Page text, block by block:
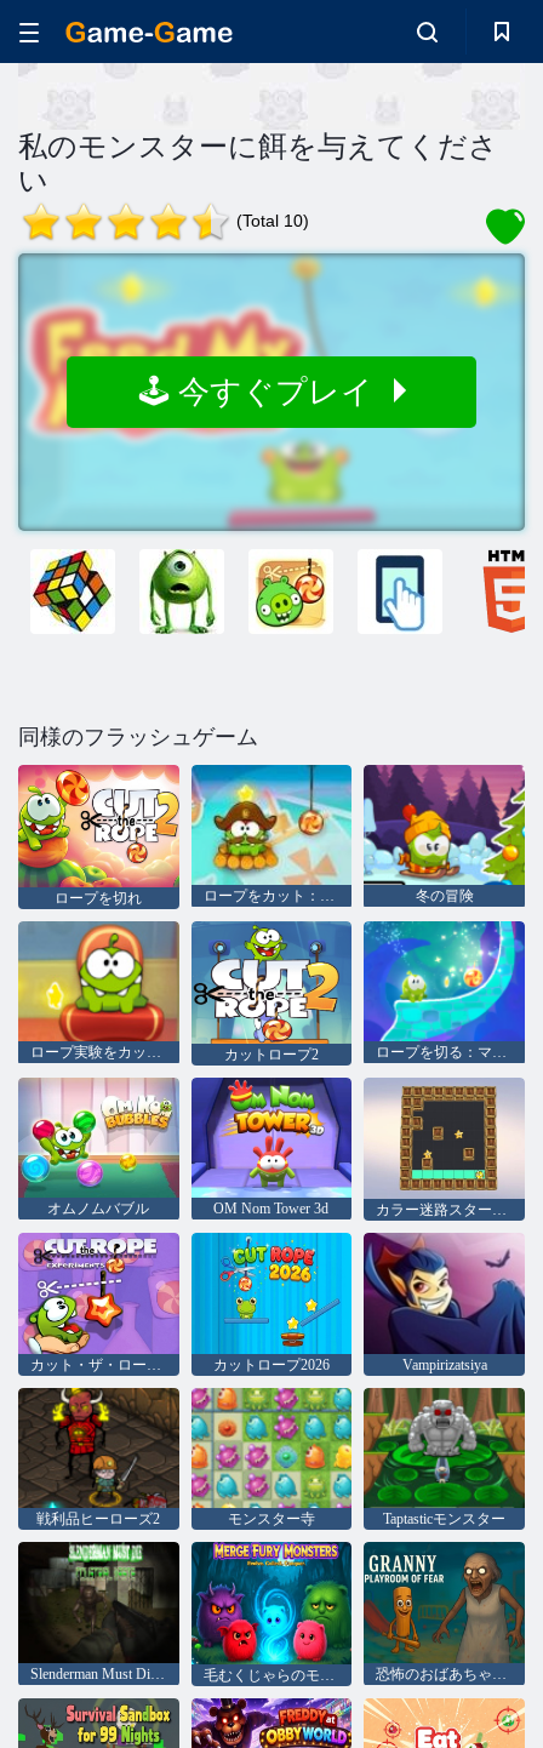
私のモンスターに餌を与えてくださ
い
(Total 10)
🕹️ 今すぐプレイ
同様のフラッシュゲーム
ロープを切れ ロープをカット：タイムトラベル 冬の冒険
ロープ実験をカット null カットロープ2 ロープを切る：マジック
オムノムバブル OM Nom Tower 3d カラー迷路スター検索
カット・ザ・ロープの実験 カットロープ2026 Vampirizatsiya
戦利品ヒーローズ2 モンスター寺 Taptasticモンスター
Slenderman Must Die：産業廃棄物 毛むくじゃらのモンスターをマージする 恐怖のおばあちゃんプレイルーム